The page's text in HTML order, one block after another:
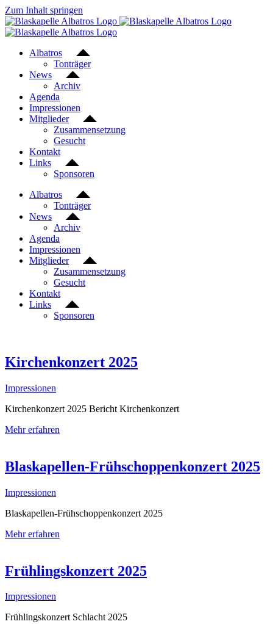
Zum Inhalt springen
Albatros
Tonträger
News
Archiv
Agenda
Impressionen
Mitglieder
Zusammensetzung
Gesucht
Kontakt
Links
Sponsoren
Albatros
Tonträger
News
Archiv
Agenda
Impressionen
Mitglieder
Zusammensetzung
Gesucht
Kontakt
Links
Sponsoren
Kirchenkonzert 2025
Impressionen
Kirchenkonzert 2025 Bericht Kirchenkonzert
Mehr erfahren
Blaskapellen-Frühschoppenkonzert 2025
Impressionen
Blaskapellen-Frühschoppenkonzert 2025
Mehr erfahren
Frühlingskonzert 2025
Impressionen
Frühlingskonzert Schlacht 2025